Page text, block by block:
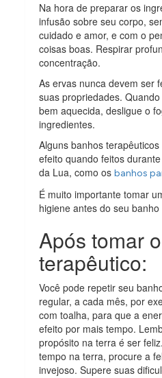
Na hora de preparar os
infusão sobre seu corpo,
cuidado e amor, e com o
coisas boas. Respirar
concentração.
As ervas nunca devem ser
suas propriedades.
bem aquecida, desligue o
ingredientes.
Alguns banhos
efeito quando feitos
da Lua, como osbanhos
É muito importante tomar
higiene antes do seu
Após tomar
terapêutico:
Você pode repetir seu
regular, a cada mês, por
com toalha, para que a
efeito por mais tempo.
propósito na terra é ser
tempo na terra, procure a
invejoso. Supere suas